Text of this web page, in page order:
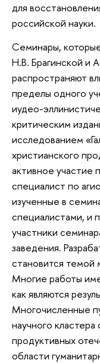
для
российской науки.
Семинары,
Н.В. Брагинской и
распространяют
пределы одного
иудео-
критическим
исследованием
христианского
активное участие
специалист по
изученные в
специалистами, и
участники
заведения.
становится
Многие работы
как являются
Многочисленные
научного
продуктивных
области